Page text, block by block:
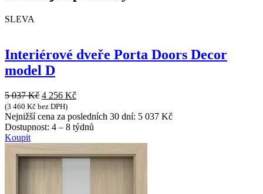
SLEVA
Interiérové dveře Porta Doors Decor
model D
5 037Kč Původní
cena
byla:
5
4 256 KčAktuální
je:
4
(3 460 Kč bez DPH)
Nejnižší cena za posledních 30 dní: 5 037 Kč
Dostupnost: 4 – 8 týdnů
Koupit